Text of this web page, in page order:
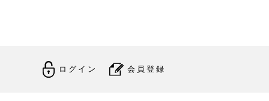
ログイン 会員登録